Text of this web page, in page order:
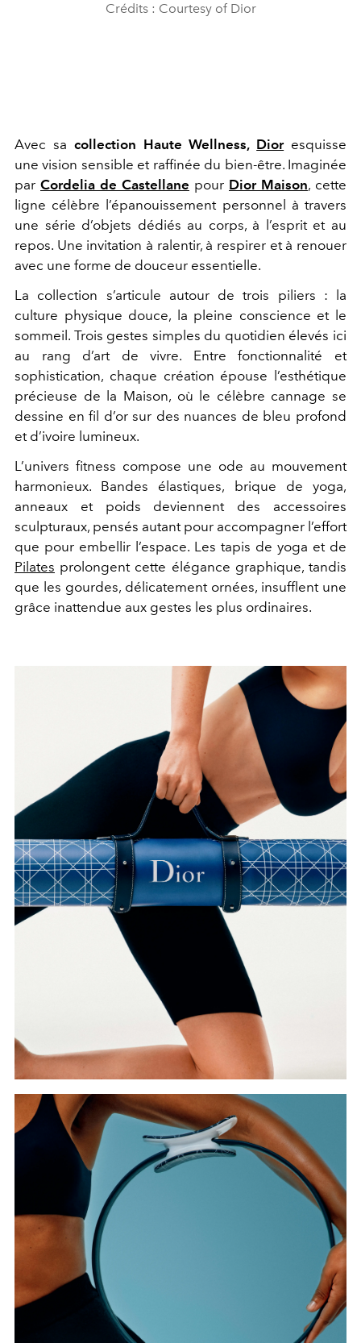
Crédits : Courtesy of Dior
Avec sa collection Haute Wellness, Dioresquisse
une vision sensible et raffinée du bien-être. Imaginée
par Cordelia de Castellane pour Dior Maison, cette
ligne célèbre l’épanouissement personnel à travers
une série d’objets dédiés au corps, à l’esprit et au
repos. Une invitation à ralentir, à respirer et à renouer
avec une forme de douceur essentielle.
La collection s’articule autour de trois piliers : la
culture physique douce, la pleine conscience et le
sommeil. Trois gestes simples du quotidien élevés ici
au rang d’art de vivre. Entre fonctionnalité et
sophistication, chaque création épouse l’esthétique
précieuse de la Maison, où le célèbre cannage se
dessine en fil d’or sur des nuances de bleu profond
et d’ivoire lumineux.
L’univers fitness compose une ode au mouvement
harmonieux. Bandes élastiques, brique de yoga,
anneaux et poids deviennent des accessoires
sculpturaux, pensés autant pour accompagner l’effort
que pour embellir l’espace. Les tapis de yoga et de
Pilates prolongent cette élégance graphique, tandis
que les gourdes, délicatement ornées, insufflent une
grâce inattendue aux gestes les plus ordinaires.